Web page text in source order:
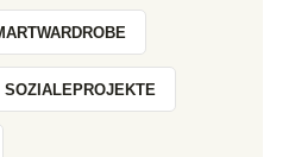
SOZIALEPROJEKTE